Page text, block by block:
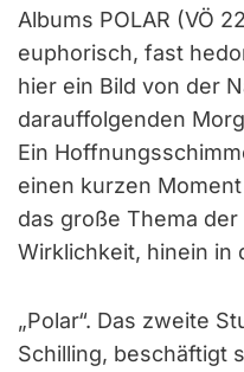
Albums POLAR (VÖ
euphorisch, fast
hier ein Bild von der
darauffolgenden
Ein
einen kurzen
das große Thema
Wirklichkeit, hinein in
„Polar“. Das zweite
Schilling, beschäftigt